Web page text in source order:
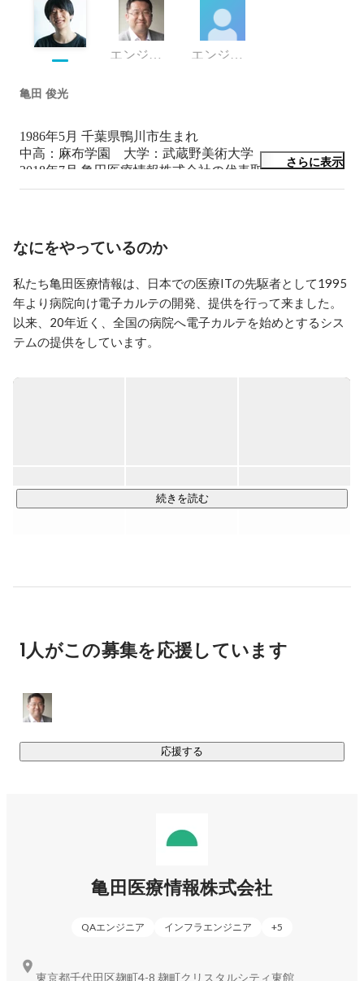
エンジニア エンジニア
亀田 俊光
1986年5月 千葉県鴨川市生まれ
中高：麻布学園　大学：武蔵野美術大学
2018年7月 亀田医療情報株式会社の代表取締役社長就任
趣味はDIY等
さらに表示
なにをやっているのか
私たち亀田医療情報は、日本での医療ITの先駆者として1995
年より病院向け電子カルテの開発、提供を行って来ました。
以来、20年近く、全国の病院へ電子カルテを始めとするシス
テムの提供をしています。
サービス・・・一般科・精神科向け電子カルテの開発/導入/
続きを読む
1人がこの募集を応援しています
応援する
亀田医療情報株式会社
QAエンジニア インフラエンジニア +5
東京都千代田区麹町4-8 麹町クリスタルシティ東館